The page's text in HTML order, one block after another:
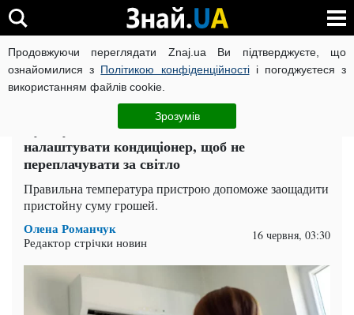
Продовжуючи переглядати Znaj.ua Ви підтверджуєте, що
ознайомилися з Політикою конфіденційностіі погоджуєтеся з
використанням файлів cookie.
Зрозумів
ВІЙНА РОСІЇ ПРОТИ УКРАЇНИ КОРОНАВІРУС В УКРАЇНІ
Суспільство ЧИТАТЬ НА РУССКОМ
Суми у платіжках не зміняться: як
налаштувати кондиціонер, щоб не
переплачувати за світло
Правильна температура пристрою допоможе заощадити
пристойну суму грошей.
Олена Романчук
Редактор стрічки новин 16 червня, 03:30